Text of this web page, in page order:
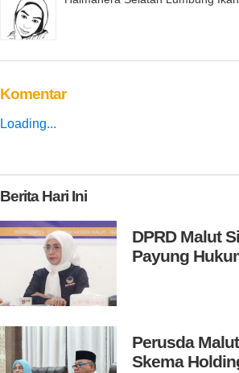
Komentar
Loading...
BeritaHari Ini
DPRD Malut
Payung
Perusda
Skema